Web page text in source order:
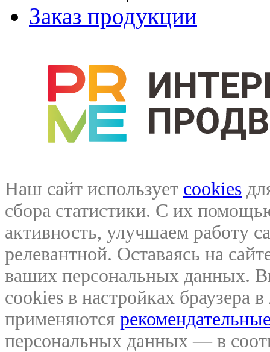
Заказ продукции
Наш сайт использует cookies
сбора статистики. С их
активность, улучшаем работу
релевантной. Оставаясь на
ваших персональных данных.
cookies в настройках браузера
применяются
персональных данных — в